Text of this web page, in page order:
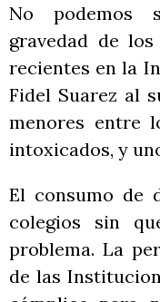
No podemos
gravedad de
recientes en la
Fidel Suarez al
menores entre
intoxicados, y
El consumo de
colegios sin
problema. La
de las